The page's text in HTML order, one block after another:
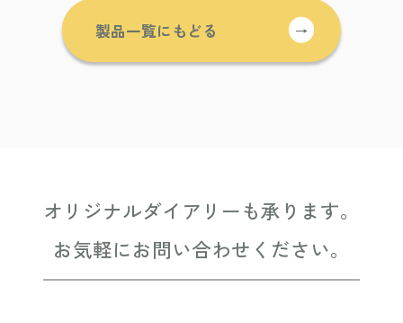
製品一覧にもどる →
オリジナルダイアリーも承ります。
お気軽にお問い合わせください。